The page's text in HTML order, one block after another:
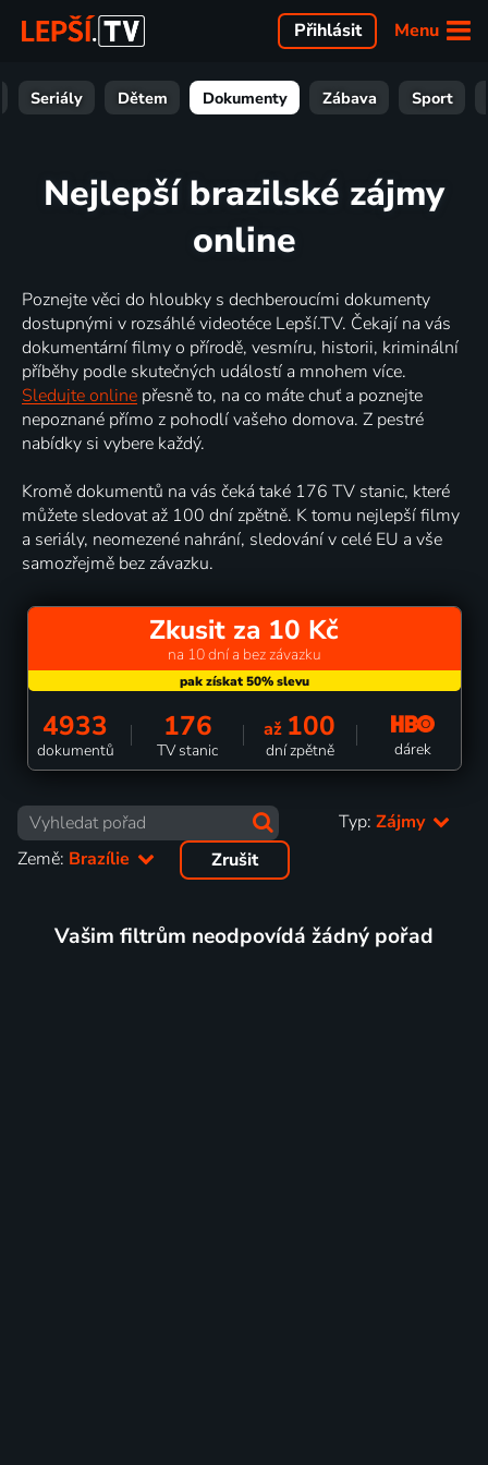
Menu
Přihlásit
Seriály Dětem Dokumenty Zábava Sport
Nejlepší brazilské zájmy
online
Poznejte věci do hloubky s dechberoucími dokumenty
dostupnými v rozsáhlé videotéce Lepší.TV. Čekají na vás
dokumentární filmy o přírodě, vesmíru, historii, kriminální
příběhy podle skutečných událostí a mnohem více.
Sledujte online přesně to, na co máte chuť a poznejte
nepoznané přímo z pohodlí vašeho domova. Z pestré
nabídky si vybere každý.
Kromě dokumentů na vás čeká také 176 TV stanic, které
můžete sledovat až 100 dní zpětně. K tomu nejlepší filmy
a seriály, neomezené nahrání, sledování v celé EU a vše
samozřejmě bez závazku.
Zkusit za 10 Kč
na 10 dní a bez závazku
4933
dokumentů
176
TV stanic
až 100
dní zpětně dárek
Typ: Zájmy
Země: Brazílie Zrušit
Vašim filtrům neodpovídá žádný pořad